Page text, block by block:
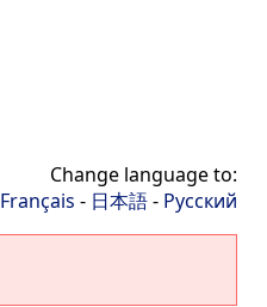
Change language to:
Français - 日本語- Русский